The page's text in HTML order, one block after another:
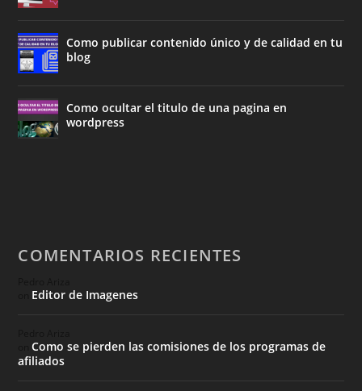
Como publicar contenido único y de calidad en tu
blog
Como ocultar el titulo de una pagina en
wordpress
COMENTARIOS RECIENTES
Editor de Imagenes
onComo se pierden las comisiones de los programas de
afiliados